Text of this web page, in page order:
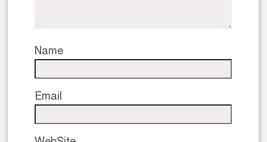
Name
Email